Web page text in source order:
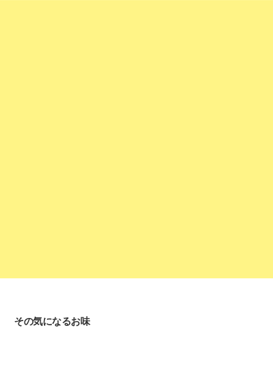
その気になるお味